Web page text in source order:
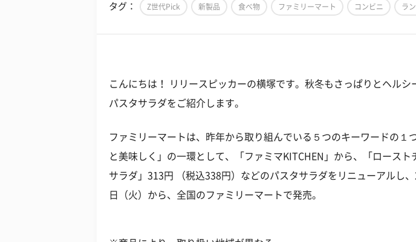
タグ： Z世代Pick 新製品 食べ物 ファミリーマート コンビニ ラ
こんにちは！ リリースピッカーの横塚です。秋冬もさっぱりとヘルシ
パスタサラダをご紹介します。
ファミリーマートは、昨年から取り組んでいる５つのキーワードの１
と美味しく」の一環として、「ファミマKITCHEN」から、「ロースト
サラダ」313円 （税込338円）などのパスタサラダをリニューアルし
日（火）から、全国のファミリーマートで発売。